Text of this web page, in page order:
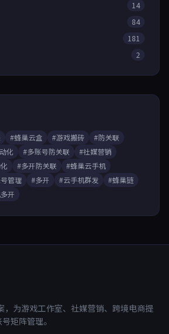
14
84
181
2
#蜂巢云盒 #游戏搬砖
#防关联
化 #多账号防关联
#社媒营销
#多开防关联
#蜂巢云手机
管理 #多开 #云手机群发
#蜂巢链
开
，为游戏工作室、社媒营销、跨境电商提
矩阵管理。